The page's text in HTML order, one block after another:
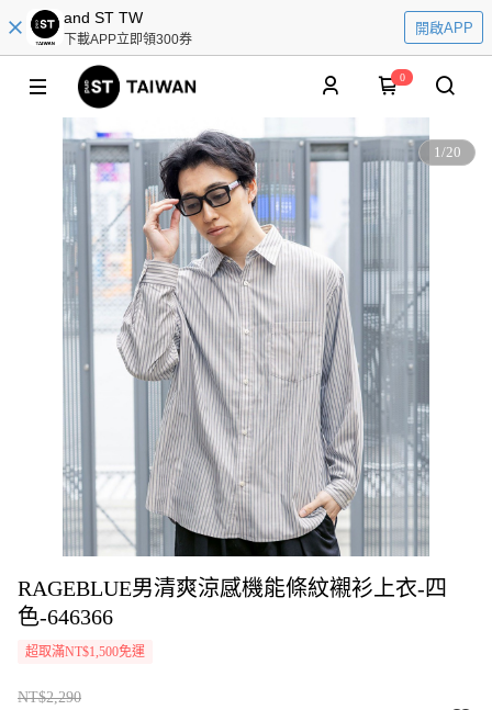
and ST TW
下載APP立即領300券
開啟APP
0
1/20
RAGEBLUE男清爽涼感機能條紋襯衫上衣-四
色-646366
超取滿NT$1,500免運
NT$2,290